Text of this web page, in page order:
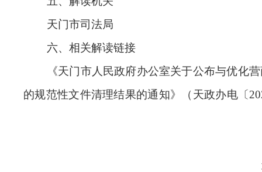
天门市司法局
六、相关解读链接
《天门市人民政府办公室关于公布与优化
的规范性文件清理结果的通知》（天政办电
天